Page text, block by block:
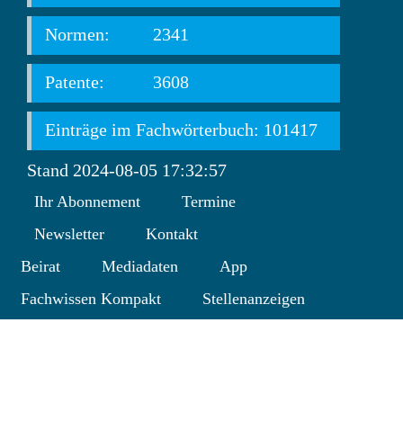
Normen: 2341
Patente: 3608
Einträge im Fachwörterbuch: 101417
Stand 2024-08-05 17:32:57
Ihr Abonnement
Termine
Newsletter
Kontakt
Beirat
Mediadaten
App
Fachwissen Kompakt
Stellenanzeigen